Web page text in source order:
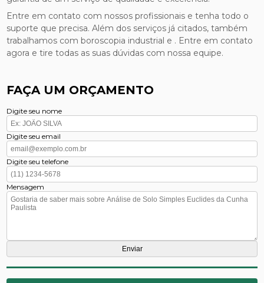
Entre em contato com nossos profissionais e tenha todo o
suporte que precisa. Além dos serviços já citados, também
trabalhamos com boroscopia industrial e . Entre em contato
agora e tire todas as suas dúvidas com nossa equipe.
FAÇA UM ORÇAMENTO
Digite seu nome
Digite seu email
Digite seu telefone
Mensagem